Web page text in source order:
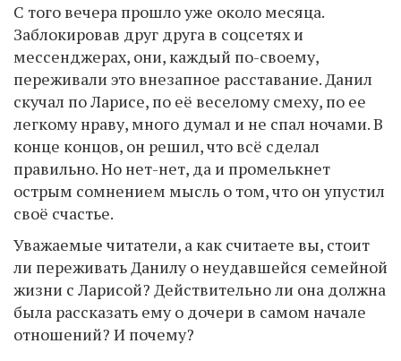
С того вечера прошло уже около месяца.
Заблокировав друг друга в соцсетях и
мессенджерах, они, каждый по-своему,
переживали это внезапное расставание. Данил
скучал по Ларисе, по её веселому смеху, по ее
легкому нраву, много думал и не спал ночами. В
конце концов, он решил, что всё сделал
правильно. Но нет-нет, да и промелькнет
острым сомнением мысль о том, что он упустил
своё счастье.
Уважаемые читатели, а как считаете вы, стоит
ли переживать Данилу о неудавшейся семейной
жизни с Ларисой? Действительно ли она должна
была рассказать ему о дочери в самом начале
отношений? И почему?